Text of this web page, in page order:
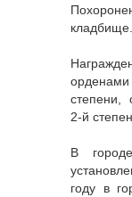
кладбище.
степени,
2-й
В
году в